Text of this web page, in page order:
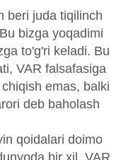
beri juda tiqilinch
bizga yoqadimi
to'g'ri keladi. Bu
VAR falsafasiga
emas, balki
deb baholash
qoidalari doimo